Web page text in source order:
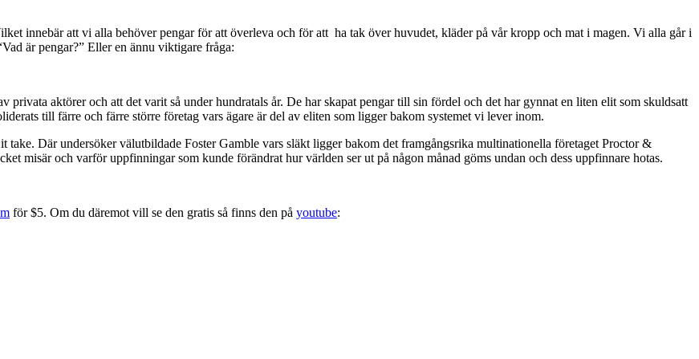
innebär att vi alla behöver pengar för att överleva och för att ha tak över huvudet, kläder på vår kropp och mat i magen. Vi alla går i
är pengar?” Eller en ännu viktigare fråga:
privata aktörer och att det varit så under hundratals år. De har skapat pengar till sin fördel och det har gynnat en liten elit som skuldsatt
till färre och färre större företag vars ägare är del av eliten som ligger bakom systemet vi lever inom.
Där undersöker välutbildade Foster Gamble vars släkt ligger bakom det framgångsrika multinationella företaget Proctor &
misär och varför uppfinningar som kunde förändrat hur världen ser ut på någon månad göms undan och dess uppfinnare hotas.
för $5. Om du däremot vill se den gratis så finns den på youtube: